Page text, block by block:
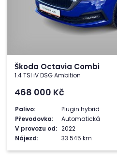
Škoda Octavia Combi
1.4 TSI iV DSG Ambition
468 000 Kč
Palivo:
Plugin hybrid
Převodovka:
Automatická
V provozu od: 2022
Nájezd:
33 545 km